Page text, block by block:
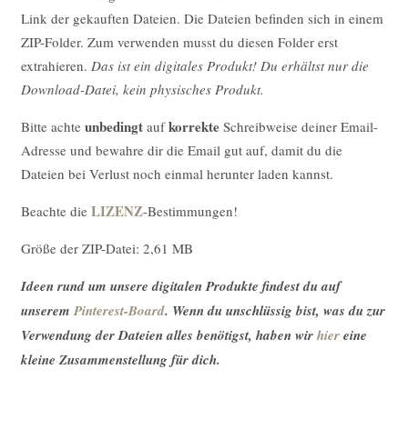
Link der gekauften Dateien. Die Dateien befinden sich in einem
ZIP-Folder. Zum verwenden musst du diesen Folder erst
extrahieren. Das ist ein digitales Produkt! Du erhältst nur die
Download-Datei, kein physisches Produkt.
Bitte achte unbedingtaufkorrekteSchreibweise deiner Email-
Adresse und bewahre dir die Email gut auf, damit du die
Dateien bei Verlust noch einmal herunter laden kannst.
Beachte die LIZENZ-Bestimmungen!
Größe der ZIP-Datei: 2,61 MB
Ideen rund um unsere digitalen Produkte findest du auf
unserem Pinterest-Board. Wenn du unschlüssig bist, was du zur
Verwendung der Dateien alles benötigst, haben wirhiereine
kleine Zusammenstellung für dich.